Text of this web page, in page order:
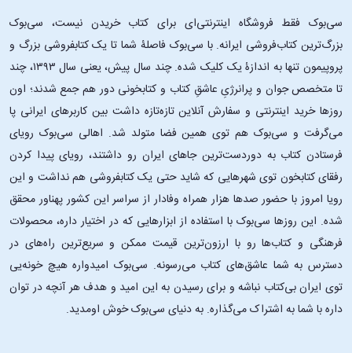
سی‌بوک فقط فروشگاه اینترنتی‌ای برای کتاب خریدن نیست، سی‌بوک
بزرگ‌ترین کتاب‌فروشی ایرانه. با سی‌بوک فاصلۀ شما تا یک کتابفروشی بزرگ و
پروپیمون تنها به اندازۀ یک کلیک شده. چند سال پیش، یعنی سال ۱۳۹۳، چند
تا متخصص جوان و پرانرژیِ عاشقِ کتاب و کتابخونی دور هم جمع شدند؛ اون‌
روزها خرید اینترنتی و سفارش آنلاین تازه‌تازه داشت بین کاربرهای ایرانی پا
می‌گرفت و سی‌بوک هم توی همین فضا متولد شد. اهالی سی‌بوک رویای
فرستادن کتاب به دوردست‌ترین جاهای ایران رو داشتند، رویای پیدا کردن
رفقای کتابخون توی شهرهایی که شاید حتی یک کتابفروشی هم نداشت و این
رویا امروز با حضور صدها هزار همراه وفادار از سراسر این کشور پهناور محقق
شده. این ‌روزها سی‌بوک با استفاده از ابزارهایی که در اختیار داره، محصولات
فرهنگی و کتاب‌ها رو با ارزون‌ترین قیمت ممکن و سریع‌ترین راه‌های در
دسترس به شما عاشق‌های کتاب می‌رسونه. سی‌بوک امیدواره هیچ خونه‌یی
توی ایران بی‌کتاب نباشه و برای رسیدن به این امید و هدف هر آنچه در توان
داره با شما به اشتراک می‌گذاره. به دنیای سی‌بوک خوش اومدید.